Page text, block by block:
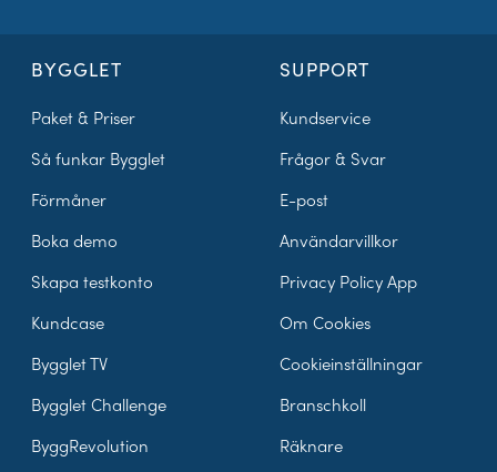
BYGGLET
Paket & Priser
Så funkar Bygglet
Förmåner
Boka demo
Skapa testkonto
Kundcase
Bygglet TV
Bygglet Challenge
ByggRevolution
SUPPORT
Kundservice
Frågor & Svar
E-post
Användarvillkor
Privacy Policy App
Om Cookies
Cookieinställningar
Branschkoll
Räknare